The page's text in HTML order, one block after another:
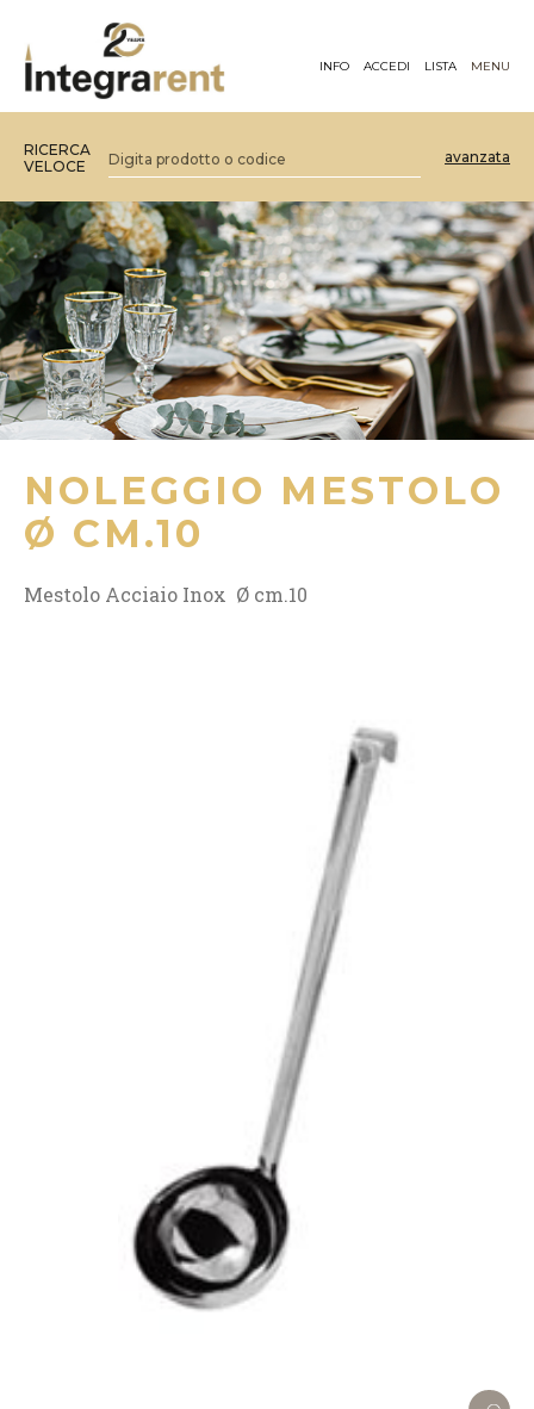
INFO ACCEDI LISTA MENU
RICERCA
VELOCE
avanzata
NOLEGGIO MESTOLO
Ø CM.10
Mestolo Acciaio Inox Ø cm.10